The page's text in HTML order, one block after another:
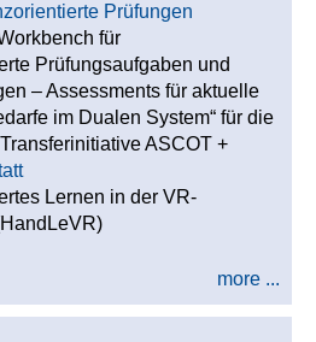
Prüfungen
für
Prüfungsaufgaben und
– Assessments für aktuelle
im Dualen System“ für die
ASCOT +
Lernen in der VR-
more ...